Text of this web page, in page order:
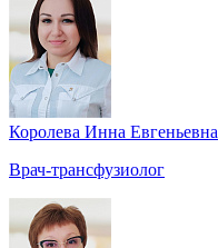
Королева Инна Евгеньевна
Врач-трансфузиолог